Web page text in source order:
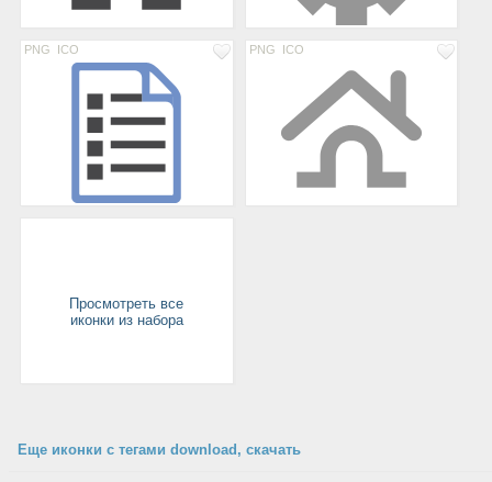
PNG ICO PNG ICO
Просмотреть все
иконки из набора
Еще иконки с тегами download, скачать